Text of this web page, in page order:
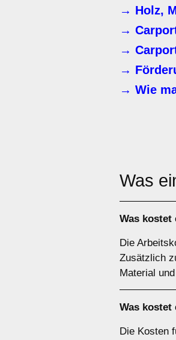
→ Holz,
→
→
→
→ Wie
Was
Was kostet
Die
Zusätzlich
Material
Was kostet
Die Kosten